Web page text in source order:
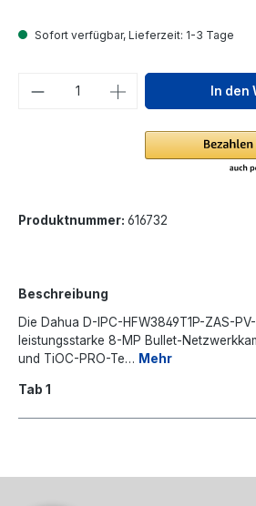
Sofort verfügbar, Lieferzeit: 1-3 Tage
Produkt Anzahl: GibIn den
Produktnummer: 616732
Beschreibung
Die Dahua D-IPC-HFW3849T1P-ZAS-
leistungsstarke 8-MP Bullet-
und TiOC-PRO-Te… Mehr
Tab 1